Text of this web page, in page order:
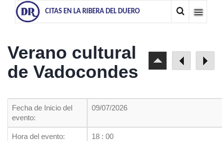
CITAS EN LA RIBERA DEL DUERO
Verano cultural
de Vadocondes
Fecha de Inicio del
evento:
09/07/2026
Hora del evento: 18 : 00